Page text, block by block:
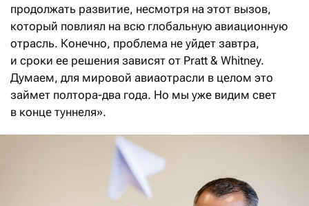
продолжать развитие, несмотря на этот вызов,
который повлиял на всю глобальную авиационную
отрасль. Конечно, проблема не уйдет завтра,
и сроки ее решения зависят от Pratt & Whitney.
Думаем, для мировой авиаотрасли в целом это
займет полтора-два года. Но мы уже видим свет
в конце туннеля».